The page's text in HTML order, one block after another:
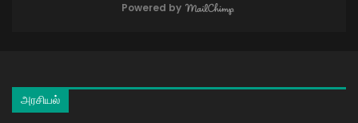
Powered by
அரசியல்